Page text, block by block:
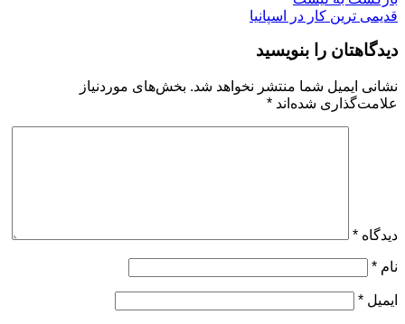
قدیمی ترین کار در اسپانیا
دیدگاهتان را بنویسید
نشانی ایمیل شما منتشر نخواهد شد. بخش‌های موردنیاز
علامت‌گذاری شده‌اند *
دیدگاه *
نام *
ایمیل *